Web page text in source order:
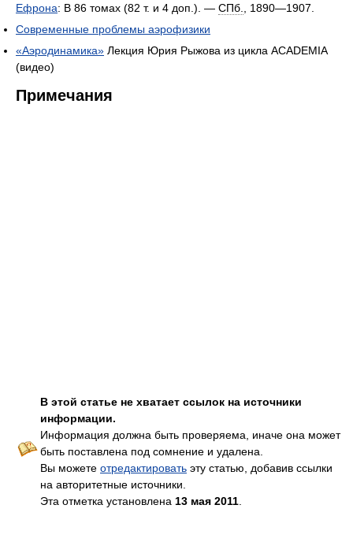
Ефрона: В 86 томах (82 т. и 4 доп.). — СПб.
, 1890—1907.
Современные проблемы аэрофизики
«Аэродинамика» Лекция Юрия Рыжова из цикла ACADEMIA
(видео)
Примечания
В этой статье не хватает ссылок на источники
информации.
Информация должна быть проверяема, иначе она может
быть поставлена под сомнение и удалена.
Вы можете отредактировать эту статью, добавив ссылки
на авторитетные источники.
Эта отметка установлена 13 мая 2011